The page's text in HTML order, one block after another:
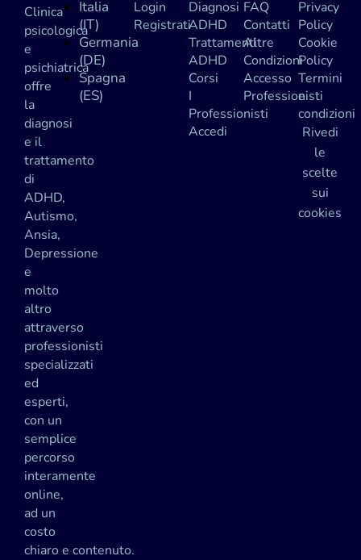
Clinica
psicologica
e
psichiatrica
offre
la
diagnosi
e il
trattamento
di
ADHD,
Autismo,
Ansia,
Depressione
e
molto
altro
attraverso
professionisti
specializzati
ed
esperti,
con un
semplice
percorso
interamente
online,
ad un
costo
chiaro e contenuto.
Italia
(IT)
Germania
(DE)
Spagna
(ES)
Login
Registrati
Diagnosi
ADHD
Trattamenti
ADHD
Corsi
I
Professionisti
Accedi
FAQ
Contatti
Altre
Condizioni
Accesso
Professionisti
Privacy
Policy
Cookie
Policy
Termini
e
condizioni
Rivedi
le
scelte
sui
cookies